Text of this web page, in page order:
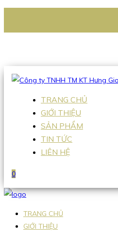
Hotline:0938 336 079
TRANG CHỦ
GIỚI THIỆU
SẢN PHẨM
TIN TỨC
LIÊN HỆ
0
TRANG CHỦ
GIỚI THIỆU